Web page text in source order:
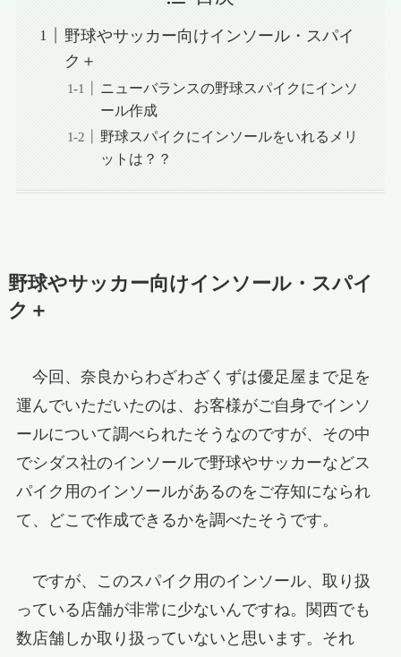
野球やサッカー向けインソール・スパイ
ク＋
ニューバランスの野球スパイクにインソ
ール作成
野球スパイクにインソールをいれるメリ
ットは？？
野球やサッカー向けインソール・スパイ
ク＋
今回、奈良からわざわざくずは優足屋まで足を
運んでいただいたのは、お客様がご自身でインソ
ールについて調べられたそうなのですが、その中
でシダス社のインソールで野球やサッカーなどス
パイク用のインソールがあるのをご存知になられ
て、どこで作成できるかを調べたそうです。
ですが、このスパイク用のインソール、取り扱
っている店舗が非常に少ないんですね。関西でも
数店舗しか取り扱っていないと思います。それ